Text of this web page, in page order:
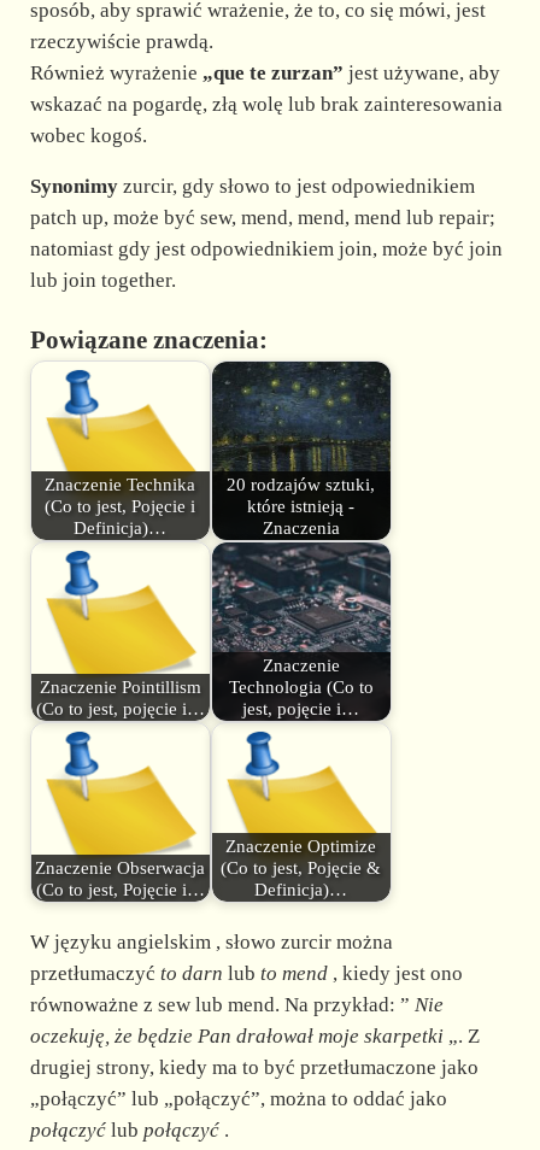
sposób, aby sprawić wrażenie, że to, co się mówi, jest
rzeczywiście prawdą.
Również wyrażenie „que te zurzan” jest używane, aby
wskazać na pogardę, złą wolę lub brak zainteresowania
wobec kogoś.
Synonimyzurcir, gdy słowo to jest odpowiednikiem
patch up, może być sew, mend, mend, mend lub repair;
natomiast gdy jest odpowiednikiem join, może być join
lub join together.
Powiązane znaczenia:
Znaczenie Technika
(Co to jest, Pojęcie i
Definicja)…
20 rodzajów sztuki,
które istnieją -
Znaczenia
Znaczenie Pointillism
(Co to jest, pojęcie i…
Znaczenie
Technologia (Co to
jest, pojęcie i…
Znaczenie Obserwacja
(Co to jest, Pojęcie i…
Znaczenie Optimize
(Co to jest, Pojęcie &
Definicja)…
W języku angielskim , słowo zurcir można
przetłumaczyć to darn lub to mend, kiedy jest ono
równoważne z sew lub mend. Na przykład: ” Nie
oczekuję, że będzie Pan drałował moje skarpetki „. Z
drugiej strony, kiedy ma to być przetłumaczone jako
„połączyć” lub „połączyć”, można to oddać jako
połączyćlub połączyć.